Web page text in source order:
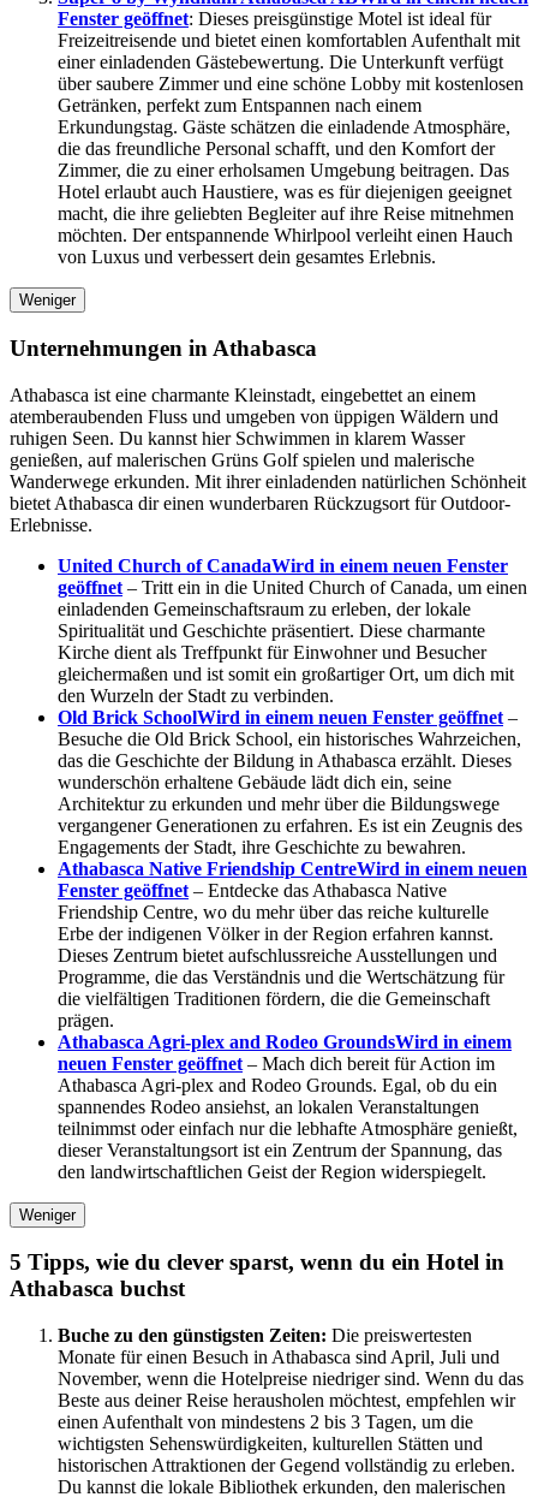
Fenster geöffnet: Dieses preisgünstige Motel ist ideal für
Freizeitreisende und bietet einen komfortablen Aufenthalt mit
einer einladenden Gästebewertung. Die Unterkunft verfügt
über saubere Zimmer und eine schöne Lobby mit kostenlosen
Getränken, perfekt zum Entspannen nach einem
Erkundungstag. Gäste schätzen die einladende Atmosphäre,
die das freundliche Personal schafft, und den Komfort der
Zimmer, die zu einer erholsamen Umgebung beitragen. Das
Hotel erlaubt auch Haustiere, was es für diejenigen geeignet
macht, die ihre geliebten Begleiter auf ihre Reise mitnehmen
möchten. Der entspannende Whirlpool verleiht einen Hauch
von Luxus und verbessert dein gesamtes Erlebnis.
Weniger
Unternehmungen in Athabasca
Athabasca ist eine charmante Kleinstadt, eingebettet an einem
atemberaubenden Fluss und umgeben von üppigen Wäldern und
ruhigen Seen. Du kannst hier Schwimmen in klarem Wasser
genießen, auf malerischen Grüns Golf spielen und malerische
Wanderwege erkunden. Mit ihrer einladenden natürlichen Schönheit
bietet Athabasca dir einen wunderbaren Rückzugsort für Outdoor-
Erlebnisse.
United Church of CanadaWird in einem neuen Fenster
geöffnet – Tritt ein in die United Church of Canada, um einen
einladenden Gemeinschaftsraum zu erleben, der lokale
Spiritualität und Geschichte präsentiert. Diese charmante
Kirche dient als Treffpunkt für Einwohner und Besucher
gleichermaßen und ist somit ein großartiger Ort, um dich mit
den Wurzeln der Stadt zu verbinden.
Old Brick SchoolWird in einem neuen Fenster geöffnet –
Besuche die Old Brick School, ein historisches Wahrzeichen,
das die Geschichte der Bildung in Athabasca erzählt. Dieses
wunderschön erhaltene Gebäude lädt dich ein, seine
Architektur zu erkunden und mehr über die Bildungswege
vergangener Generationen zu erfahren. Es ist ein Zeugnis des
Engagements der Stadt, ihre Geschichte zu bewahren.
Athabasca Native Friendship CentreWird in einem neuen
Fenster geöffnet – Entdecke das Athabasca Native
Friendship Centre, wo du mehr über das reiche kulturelle
Erbe der indigenen Völker in der Region erfahren kannst.
Dieses Zentrum bietet aufschlussreiche Ausstellungen und
Programme, die das Verständnis und die Wertschätzung für
die vielfältigen Traditionen fördern, die die Gemeinschaft
prägen.
Athabasca Agri-plex and Rodeo GroundsWird in einem
neuen Fenster geöffnet – Mach dich bereit für Action im
Athabasca Agri-plex and Rodeo Grounds. Egal, ob du ein
spannendes Rodeo ansiehst, an lokalen Veranstaltungen
teilnimmst oder einfach nur die lebhafte Atmosphäre genießt,
dieser Veranstaltungsort ist ein Zentrum der Spannung, das
den landwirtschaftlichen Geist der Region widerspiegelt.
Weniger
5 Tipps, wie du clever sparst, wenn du ein Hotel in
Athabasca buchst
Buche zu den günstigsten Zeiten: Die preiswertesten
Monate für einen Besuch in Athabasca sind April, Juli und
November, wenn die Hotelpreise niedriger sind. Wenn du das
Beste aus deiner Reise herausholen möchtest, empfehlen wir
einen Aufenthalt von mindestens 2 bis 3 Tagen, um die
wichtigsten Sehenswürdigkeiten, kulturellen Stätten und
historischen Attraktionen der Gegend vollständig zu erleben.
Du kannst die lokale Bibliothek erkunden, den malerischen